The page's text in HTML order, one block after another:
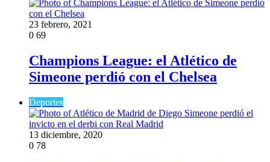
23 febrero, 2021
0 69
Champions League: el Atlético de
Simeone perdió con el Chelsea
Deportes
13 diciembre, 2020
0 78